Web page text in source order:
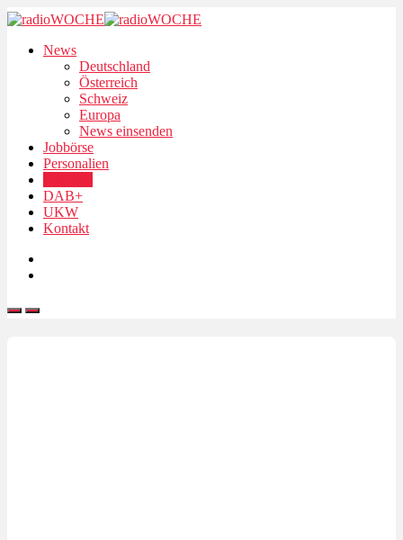
News
Deutschland
Österreich
Schweiz
Europa
News einsenden
Jobbörse
Personalien
DAB+
UKW
Kontakt